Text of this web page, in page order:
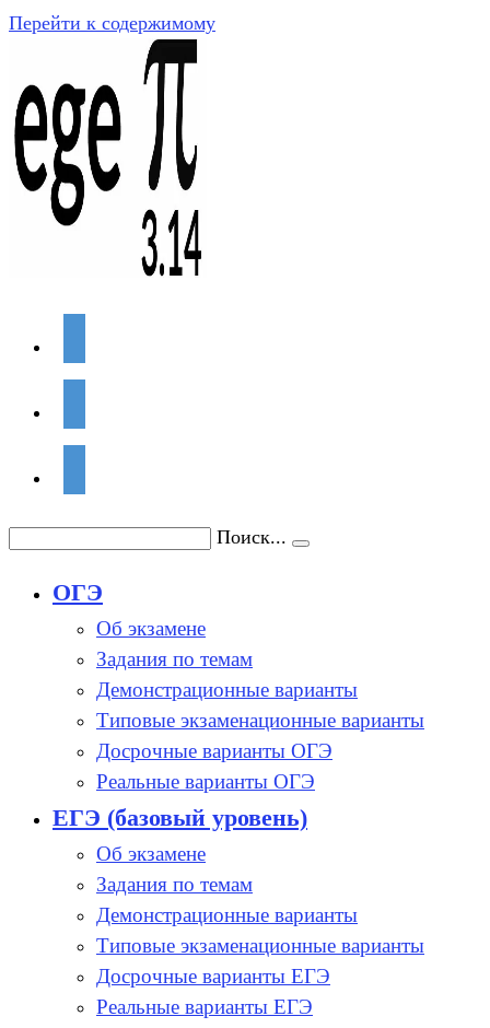
Перейти к содержимому
Поиск...
ОГЭ
Об экзамене
Задания по темам
Демонстрационные варианты
Типовые экзаменационные варианты
Досрочные варианты ОГЭ
Реальные варианты ОГЭ
ЕГЭ (базовый уровень)
Об экзамене
Задания по темам
Демонстрационные варианты
Типовые экзаменационные варианты
Досрочные варианты ЕГЭ
Реальные варианты ЕГЭ